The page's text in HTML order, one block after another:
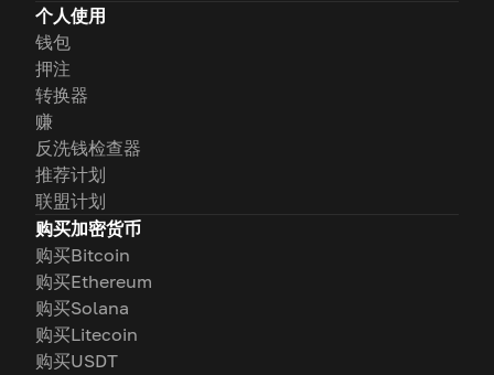
个人使用
钱包
押注
转换器
赚
反洗钱检查器
推荐计划
联盟计划
购买加密货币
购买Bitcoin
购买Ethereum
购买Solana
购买Litecoin
购买USDT